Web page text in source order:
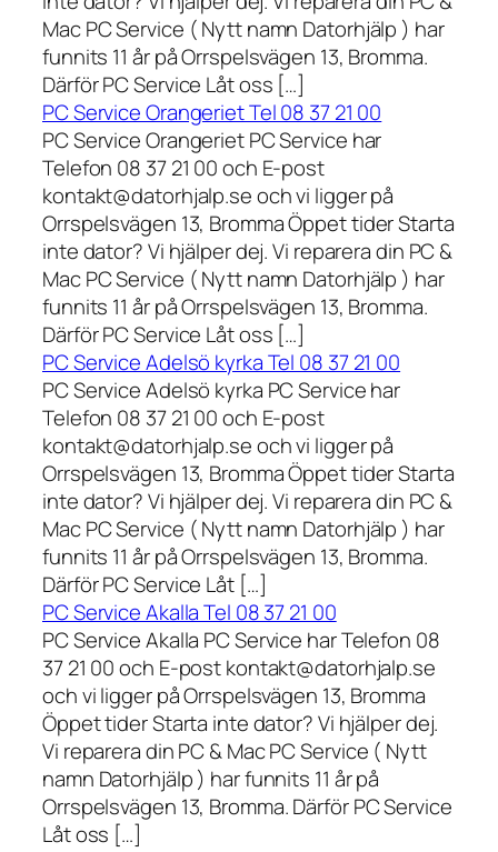
Mac PC Service ( Nytt namn Datorhjälp ) har
funnits 11 år på Orrspelsvägen 13, Bromma.
Därför PC Service Låt oss […]
PC Service Orangeriet Tel 08 37 21 00
PC Service Orangeriet PC Service har
Telefon 08 37 21 00 och E-post
kontakt@datorhjalp.se och vi ligger på
Orrspelsvägen 13, Bromma Öppet tider Starta
inte dator? Vi hjälper dej. Vi reparera din PC &
Mac PC Service ( Nytt namn Datorhjälp ) har
funnits 11 år på Orrspelsvägen 13, Bromma.
Därför PC Service Låt oss […]
PC Service Adelsö kyrka Tel 08 37 21 00
PC Service Adelsö kyrka PC Service har
Telefon 08 37 21 00 och E-post
kontakt@datorhjalp.se och vi ligger på
Orrspelsvägen 13, Bromma Öppet tider Starta
inte dator? Vi hjälper dej. Vi reparera din PC &
Mac PC Service ( Nytt namn Datorhjälp ) har
funnits 11 år på Orrspelsvägen 13, Bromma.
Därför PC Service Låt […]
PC Service Akalla Tel 08 37 21 00
PC Service Akalla PC Service har Telefon 08
37 21 00 och E-post kontakt@datorhjalp.se
och vi ligger på Orrspelsvägen 13, Bromma
Öppet tider Starta inte dator? Vi hjälper dej.
Vi reparera din PC & Mac PC Service ( Nytt
namn Datorhjälp ) har funnits 11 år på
Orrspelsvägen 13, Bromma. Därför PC Service
Låt oss […]